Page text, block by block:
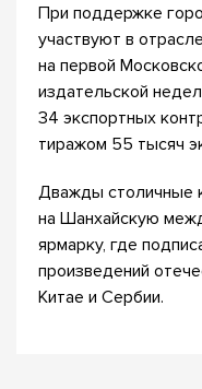
При поддержке
участвуют в
на первой
издательской
34 экспортных
тиражом 55 тысяч
Дважды столичные
на Шанхайскую
ярмарку, где
произведений
Китае и Сербии.